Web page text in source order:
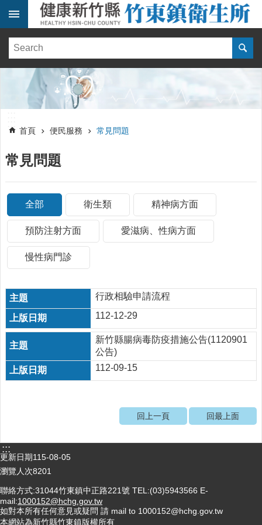
跳到主要內容區塊
健
訊
簡
便
線
報
療
資
源
社
區
資
源
表
預
與
注
射
首頁 便民服務 常見問題
常見問題
全部 衛生類 精神病方面
預防注射方面 愛滋病、性病方面
慢性病門診
行政相驗申請流程
112-12-29
新竹縣腸病毒防疫措施公告(1120901
公告)
112-09-15
回上一頁 回最上面
:::
更新日期115-08-05
瀏覽人次8201
聯絡方式:31044竹東鎮中正路221號 TEL:(03)5943566 E-
mail:1000152@hchg.gov.tw
如對本所有任何意見或疑問 請 mail to 1000152@hchg.gov.tw
本網站為新竹縣竹東鎮版權所有